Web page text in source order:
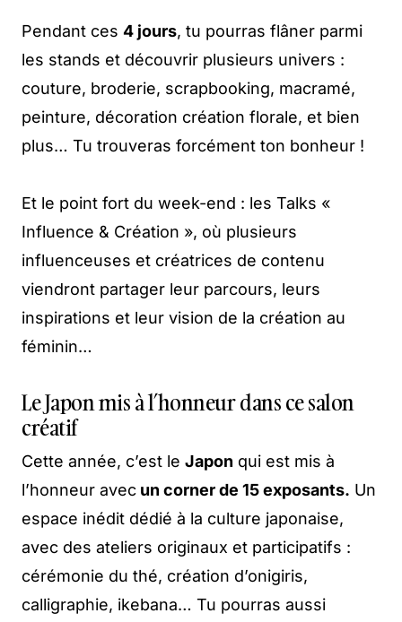
Pendant ces 4 jours, tu pourras flâner parmi
les stands et découvrir plusieurs univers :
couture, broderie, scrapbooking, macramé,
peinture, décoration création florale, et bien
plus… Tu trouveras forcément ton bonheur !
Et le point fort du week-end : les Talks «
Influence & Création », où plusieurs
influenceuses et créatrices de contenu
viendront partager leur parcours, leurs
inspirations et leur vision de la création au
féminin…
Le Japon mis à l’honneur dans ce salon
créatif
Cette année, c’est le Japon qui est mis à
l’honneur avec un corner de 15 exposants. Un
espace inédit dédié à la culture japonaise,
avec des ateliers originaux et participatifs :
cérémonie du thé, création d’onigiris,
calligraphie, ikebana… Tu pourras aussi